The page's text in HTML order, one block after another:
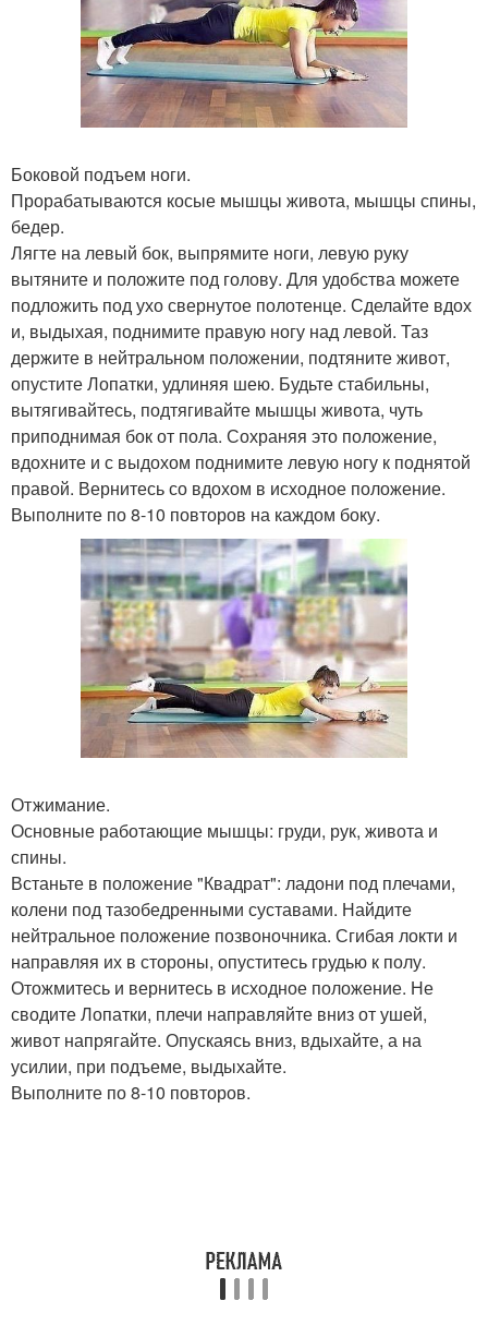
Боковой подъем ноги.
Прорабатываются косые мышцы живота, мышцы спины,
бедер.
Лягте на левый бок, выпрямите ноги, левую руку
вытяните и положите под голову. Для удобства можете
подложить под ухо свернутое полотенце. Сделайте вдох
и, выдыхая, поднимите правую ногу над левой. Таз
держите в нейтральном положении, подтяните живот,
опустите Лопатки, удлиняя шею. Будьте стабильны,
вытягивайтесь, подтягивайте мышцы живота, чуть
приподнимая бок от пола. Сохраняя это положение,
вдохните и с выдохом поднимите левую ногу к поднятой
правой. Вернитесь со вдохом в исходное положение.
Выполните по 8-10 повторов на каждом боку.
Отжимание.
Основные работающие мышцы: груди, рук, живота и
спины.
Встаньте в положение "Квадрат": ладони под плечами,
колени под тазобедренными суставами. Найдите
нейтральное положение позвоночника. Сгибая локти и
направляя их в стороны, опуститесь грудью к полу.
Отожмитесь и вернитесь в исходное положение. Не
сводите Лопатки, плечи направляйте вниз от ушей,
живот напрягайте. Опускаясь вниз, вдыхайте, а на
усилии, при подъеме, выдыхайте.
Выполните по 8-10 повторов.